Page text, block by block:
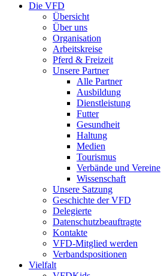
Die VFD
Übersicht
Über uns
Organisation
Arbeitskreise
Pferd & Freizeit
Unsere Partner
Alle Partner
Ausbildung
Dienstleistung
Futter
Gesundheit
Haltung
Medien
Tourismus
Verbände und Vereine
Wissenschaft
Unsere Satzung
Geschichte der VFD
Delegierte
Datenschutzbeauftragte
Kontakte
VFD-Mitglied werden
Verbandspositionen
Vielfalt